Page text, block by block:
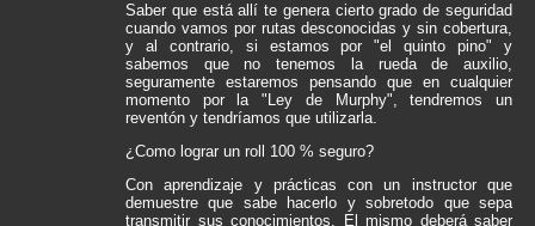
Saber que está allí te genera cierto grado de seguridad
cuando vamos por rutas desconocidas y sin cobertura,
y al contrario, si estamos por "el quinto pino" y
sabemos que no tenemos la rueda de auxilio,
seguramente estaremos pensando que en cualquier
momento por la "Ley de Murphy", tendremos un
reventón y tendríamos que utilizarla.
¿Como lograr un roll 100 % seguro?
Con aprendizaje y prácticas con un instructor que
demuestre que sabe hacerlo y sobretodo que sepa
transmitir sus conocimientos. El mismo deberá saber